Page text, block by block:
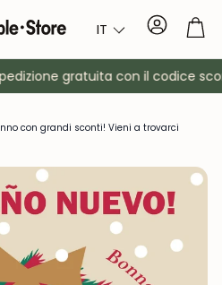
IT Conto
gratuita con il codice sconto
con grandi sconti! Vieni a trovarci